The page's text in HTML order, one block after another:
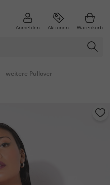
Anmelden Aktionen Warenkorb
weitere Pullover